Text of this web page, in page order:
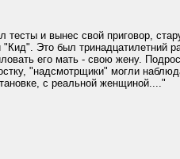
тесты и вынес свой приговор,
Это был тринадцатилетний
его мать - свою жену.
"надсмотрщики" могли
с реальной женщиной...."